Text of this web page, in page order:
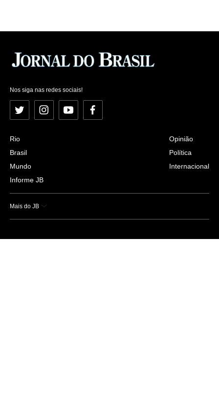
Nos siga nas redes sociais!
Twitter InstagramYouTubeFacebook
Rio
Brasil
Mundo
Informe JB
Opinião
Política
Internacional
Mais do JB
Esportes